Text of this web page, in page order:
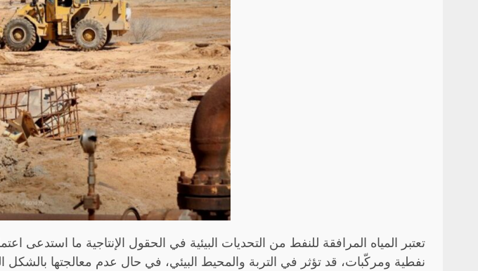
تعتبر المياه المرافقة للنفط من التحديات البيئية في الحقول الإنتاجية ما استدعى
نفطية ومركّبات، قد تؤثر في التربة والمحيط البيئي، في حال عدم معالجتها بالشكل